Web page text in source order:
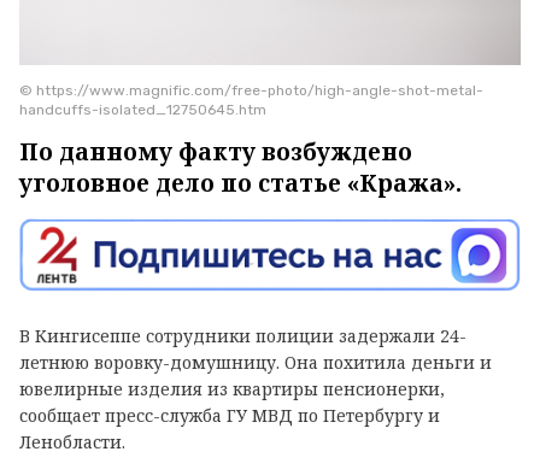
© https://www.magnific.com/free-photo/high-angle-shot-metal-
handcuffs-isolated_12750645.htm
По данному факту возбуждено
уголовное дело по статье «Кража».
В Кингисеппе сотрудники полиции задержали 24-
летнюю воровку-домушницу. Она похитила деньги и
ювелирные изделия из квартиры пенсионерки,
сообщает пресс-служба ГУ МВД по Петербургу и
Ленобласти.